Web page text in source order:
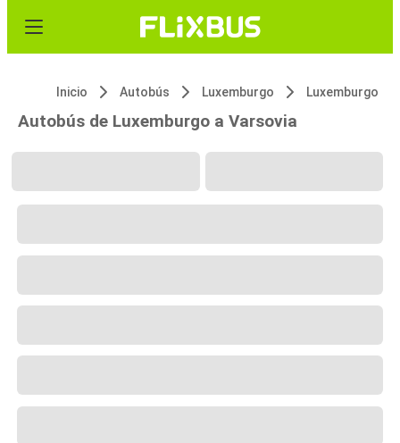
Inicio Autobús Luxemburgo Luxemburgo
Autobús de Luxemburgo a Varsovia